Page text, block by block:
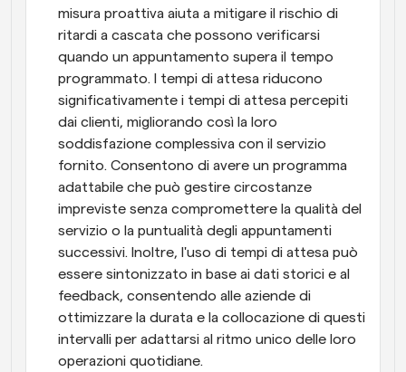
misura proattiva aiuta a mitigare il rischio di
ritardi a cascata che possono verificarsi
quando un appuntamento supera il tempo
programmato. I tempi di attesa riducono
significativamente i tempi di attesa percepiti
dai clienti, migliorando così la loro
soddisfazione complessiva con il servizio
fornito. Consentono di avere un programma
adattabile che può gestire circostanze
impreviste senza compromettere la qualità del
servizio o la puntualità degli appuntamenti
successivi. Inoltre, l'uso di tempi di attesa può
essere sintonizzato in base ai dati storici e al
feedback, consentendo alle aziende di
ottimizzare la durata e la collocazione di questi
intervalli per adattarsi al ritmo unico delle loro
operazioni quotidiane.